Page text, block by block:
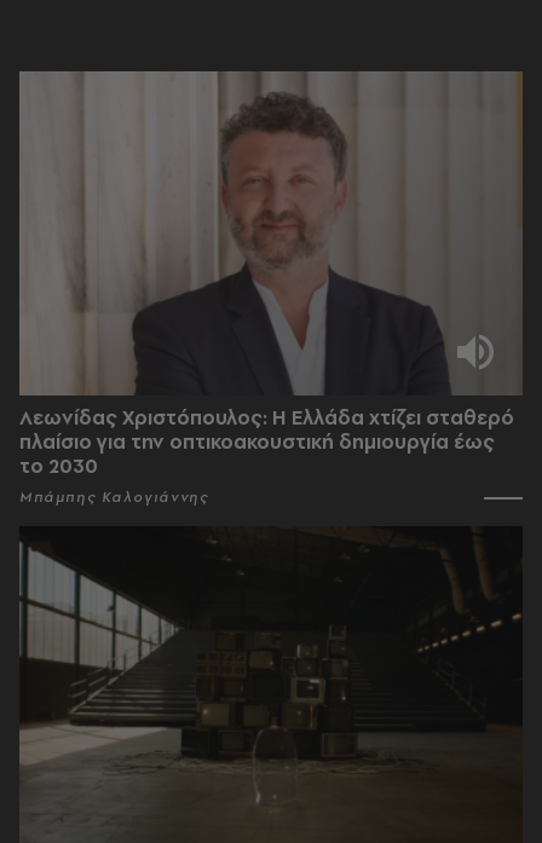
Λεωνίδας Χριστόπουλος: Η Ελλάδα χτίζει σταθερό
πλαίσιο για την οπτικοακουστική δημιουργία έως
το 2030
Μπάμπης Καλογιάννης